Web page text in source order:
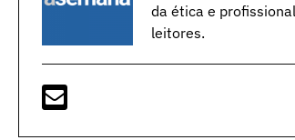
da ética e
leitores.